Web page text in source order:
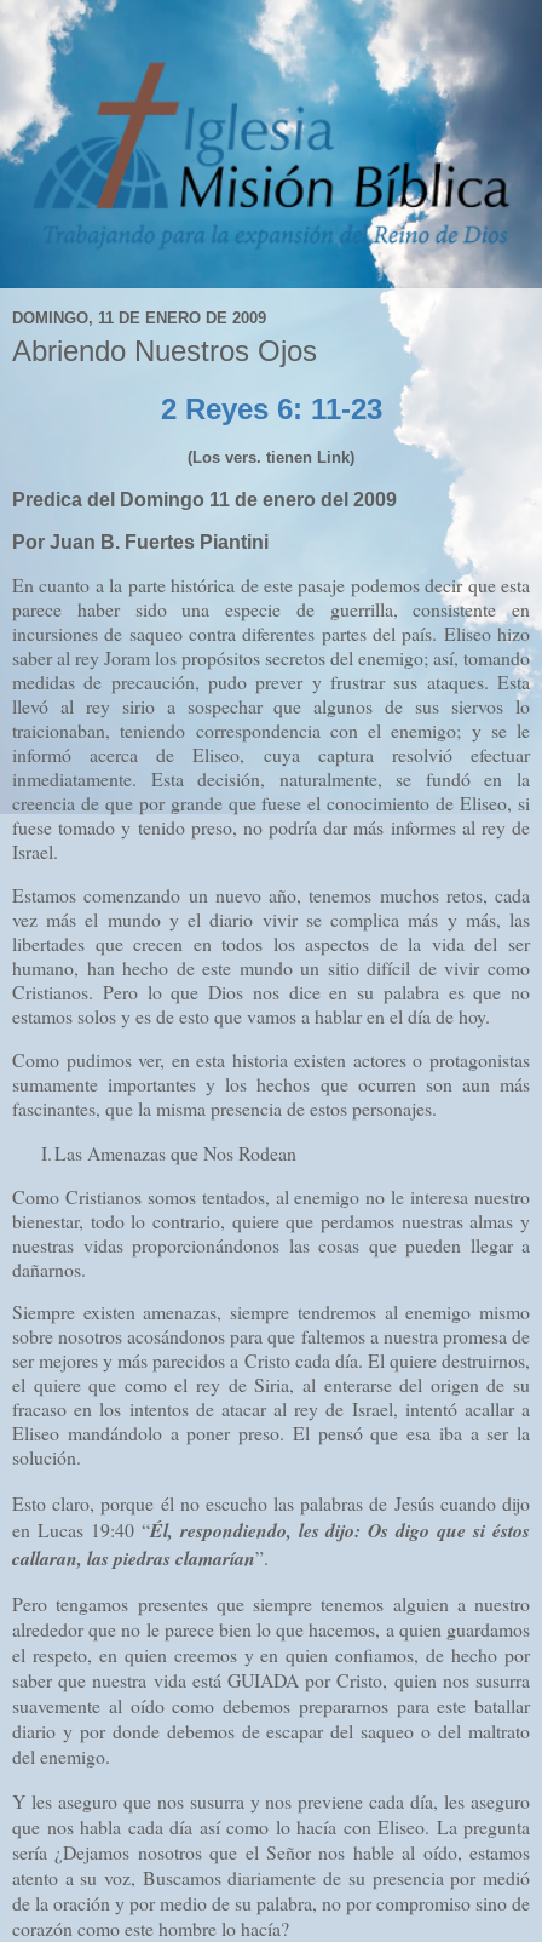
DOMINGO, 11 DE ENERO DE 2009
Abriendo Nuestros Ojos
2 Reyes 6: 11-23
(Los vers. tienen Link)
Predica del Domingo 11 de enero del 2009
Por Juan B. Fuertes Piantini
En cuanto a la parte histórica de este pasaje podemos decir que esta
parece haber sido una especie de guerrilla, consistente en
incursiones de saqueo contra diferentes partes del país. Eliseo hizo
saber al rey Joram los propósitos secretos del enemigo; así, tomando
medidas de precaución, pudo prever y frustrar sus ataques. Esta
llevó al rey sirio a sospechar que algunos de sus siervos lo
traicionaban, teniendo correspondencia con el enemigo; y se le
informó acerca de Eliseo, cuya captura resolvió efectuar
inmediatamente. Esta decisión, naturalmente, se fundó en la
creencia de que por grande que fuese el conocimiento de Eliseo, si
fuese tomado y tenido preso, no podría dar más informes al rey de
Israel.
Estamos comenzando un nuevo año, tenemos muchos retos, cada
vez más el mundo y el diario vivir se complica más y más, las
libertades que crecen en todos los aspectos de la vida del ser
humano, han hecho de este mundo un sitio difícil de vivir como
Cristianos. Pero lo que Dios nos dice en su palabra es que no
estamos solos y es de esto que vamos a hablar en el día de hoy.
Como pudimos ver, en esta historia existen actores o protagonistas
sumamente importantes y los hechos que ocurren son aun más
fascinantes, que la misma presencia de estos personajes.
I.Las Amenazas que Nos Rodean
Como Cristianos somos tentados, al enemigo no le interesa nuestro
bienestar, todo lo contrario, quiere que perdamos nuestras almas y
nuestras vidas proporcionándonos las cosas que pueden llegar a
dañarnos.
Siempre existen amenazas, siempre tendremos al enemigo mismo
sobre nosotros acosándonos para que faltemos a nuestra promesa de
ser mejores y más parecidos a Cristo cada día. El quiere destruirnos,
el quiere que como el rey de Siria, al enterarse del origen de su
fracaso en los intentos de atacar al rey de Israel, intentó acallar a
Eliseo mandándolo a poner preso. El pensó que esa iba a ser la
solución.
Esto claro, porque él no escucho las palabras de Jesús cuando dijo
en Lucas 19:40 “Él, respondiendo, les dijo: Os digo que si éstos
callaran, las piedras clamarían”.
Pero tengamos presentes que siempre tenemos alguien a nuestro
alrededor que no le parece bien lo que hacemos, a quien guardamos
el respeto, en quien creemos y en quien confiamos, de hecho por
saber que nuestra vida está GUIADA por Cristo, quien nos susurra
suavemente al oído como debemos prepararnos para este batallar
diario y por donde debemos de escapar del saqueo o del maltrato
del enemigo.
Y les aseguro que nos susurra y nos previene cada día, les aseguro
que nos habla cada día así como lo hacía con Eliseo. La pregunta
sería ¿Dejamos nosotros que el Señor nos hable al oído, estamos
atento a su voz, Buscamos diariamente de su presencia por medió
de la oración y por medio de su palabra, no por compromiso sino de
corazón como este hombre lo hacía?